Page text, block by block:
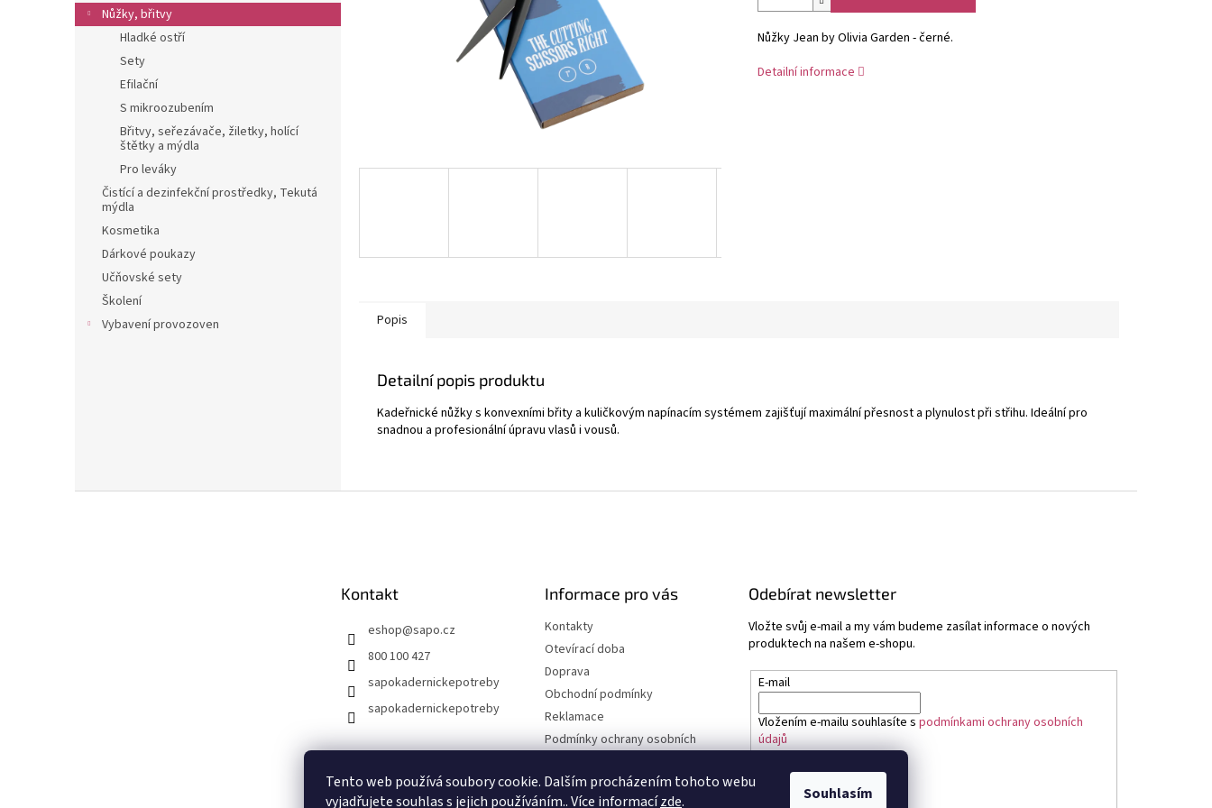
Tento web používá soubory cookie. Dalším procházením tohoto webu
vyjadřujete souhlas s jejich používáním.. Více informacízde. Souhlasím
n
e
Nůžky, břitvy
Hladké ostří
Sety
Efilační
S mikroozubením
Břitvy, seřezávače, žiletky, holící
štětky a mýdla
Pro leváky
Čistící a dezinfekční prostředky, Tekutá
mýdla
Kosmetika
Dárkové poukazy
Učňovské sety
Školení
Vybavení provozoven
Nůžky Jean by Olivia Garden - černé.
Detailní informace
Popis
Detailní popis produktu
Kadeřnické nůžky s konvexními břity a kuličkovým napínacím systémem zajišťují maximální přesnost a plynulost při střihu. Ideální pro
snadnou a profesionální úpravu vlasů i vousů.
Kontakt
eshop@sapo.cz
800 100 427
sapokadernickepotreby
sapokadernickepotreby
Informace pro vás
Kontakty
Otevírací doba
Doprava
Obchodní podmínky
Reklamace
Podmínky ochrany osobních
údajů a cookies
Časté dotazy
Odebírat newsletter
Vložte svůj e-mail a my vám budeme zasílat informace o nových
produktech na našem e-shopu.
E-mail
Vložením e-mailu souhlasíte spodmínkami ochrany osobních
údajů